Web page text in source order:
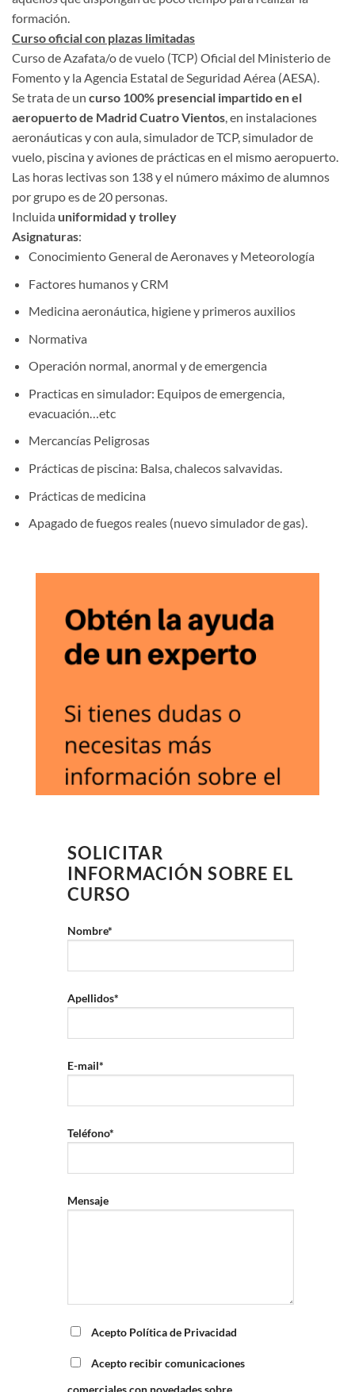
formación.
Curso oficial con plazas limitadas
Curso de Azafata/o de vuelo (TCP) Oficial del Ministerio de
Fomento y la Agencia Estatal de Seguridad Aérea (AESA).
Se trata de un curso 100% presencial impartido en el
aeropuerto de Madrid Cuatro Vientos, en instalaciones
aeronáuticas y con aula, simulador de TCP, simulador de
vuelo, piscina y aviones de prácticas en el mismo aeropuerto.
Las horas lectivas son 138 y el número máximo de alumnos
por grupo es de 20 personas.
Incluida uniformidad y trolley
Asignaturas:
Conocimiento General de Aeronaves y Meteorología
Factores humanos y CRM
Medicina aeronáutica, higiene y primeros auxilios
Normativa
Operación normal, anormal y de emergencia
Practicas en simulador: Equipos de emergencia,
evacuación…etc
Mercancías Peligrosas
Prácticas de piscina: Balsa, chalecos salvavidas.
Prácticas de medicina
Apagado de fuegos reales (nuevo simulador de gas).
SOLICITAR
INFORMACIÓN SOBRE EL
CURSO
Nombre*
Apellidos*
E-mail*
Teléfono*
Mensaje
Acepto Política de Privacidad
Acepto recibir comunicaciones